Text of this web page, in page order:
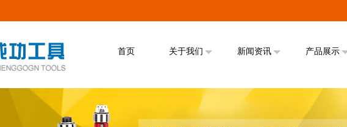
首页 关于我们 新闻资讯 产品展示